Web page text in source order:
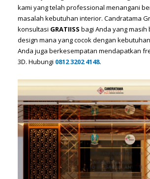
kami yang telah professional menangani
masalah kebutuhan interior. Candratama
konsultasi GRATIISSbagi Anda yang masih
design mana yang cocok dengan
Anda juga berkesempatan mendapatkan
3D. Hubungi 0812 3202 4148.